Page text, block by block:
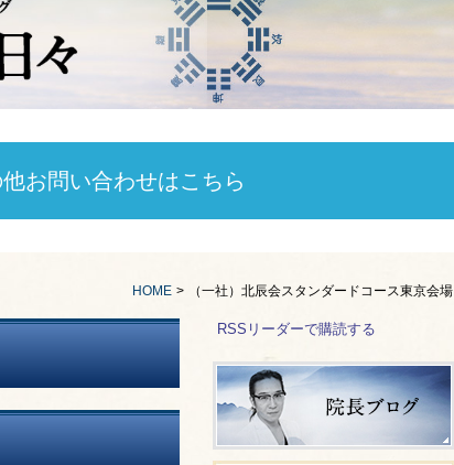
お問い合わせはこちら
HOME > （一社）北辰会スタンダードコース東京会場
RSSリーダーで購読する